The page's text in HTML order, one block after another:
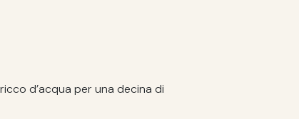
d’acqua per una decina di